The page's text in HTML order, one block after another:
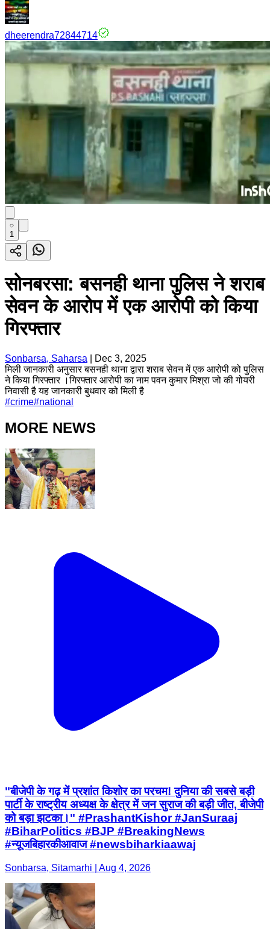
dheerendra72844714
1
सोनबरसा: बसनही थाना पुलिस ने शराब
सेवन के आरोप में एक आरोपी को किया
गिरफ्तार
Sonbarsa, Saharsa
Dec 3, 2025
मिली जानकारी अनुसार बसनही थाना द्वारा शराब सेवन में एक आरोपी को पुलिस
ने किया गिरफ्तार ।गिरफ्तार आरोपी का नाम पवन कुमार मिश्रा जो की गोयरी
निवासी है यह जानकारी बुधवार को मिली है
#crime#national
MORE NEWS
"बीजेपी के गढ़ में प्रशांत किशोर का परचम! दुनिया की सबसे बड़ी
पार्टी के राष्ट्रीय अध्यक्ष के क्षेत्र में जन सुराज की बड़ी जीत, बीजेपी
को बड़ा झटका।" #PrashantKishor #JanSuraaj
#BiharPolitics #BJP #BreakingNews
#न्यू़जबिहारकीआवाज #newsbiharkiaawaj
Sonbarsa, Sitamarhi | Aug 4, 2026